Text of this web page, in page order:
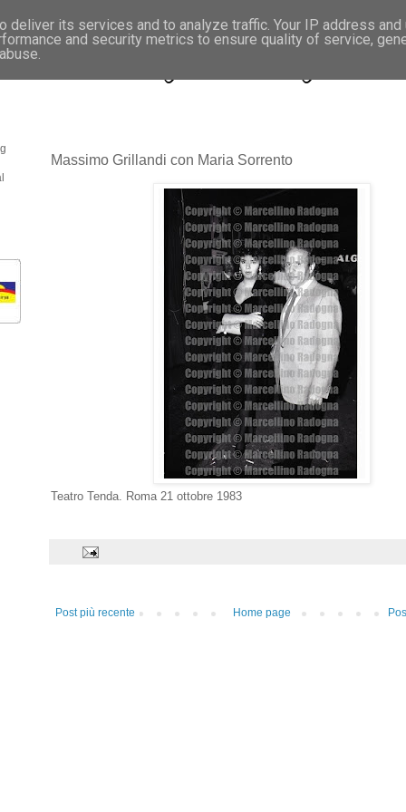
- Fotonotizie per la stampa
Massimo Grillandi con Maria Sorrento
Teatro Tenda. Roma 21 ottobre 1983
Post più recente Home page
its services and to analyze traffic. Your IP address and
and security metrics to ensure quality of service,